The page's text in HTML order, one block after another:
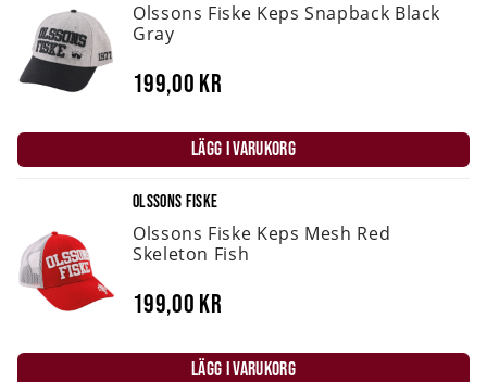
Olssons Fiske Keps Snapback Black
Gray
199,00 kr
LÄGG I VARUKORG
OLSSONS FISKE
Olssons Fiske Keps Mesh Red
Skeleton Fish
199,00 kr
LÄGG I VARUKORG